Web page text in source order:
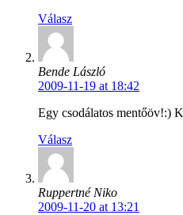
Válasz
Bende László
2009-11-19 at 18:42
Egy csodálatos mentőöv!:)
Válasz
Ruppertné Niko
2009-11-20 at 13:21